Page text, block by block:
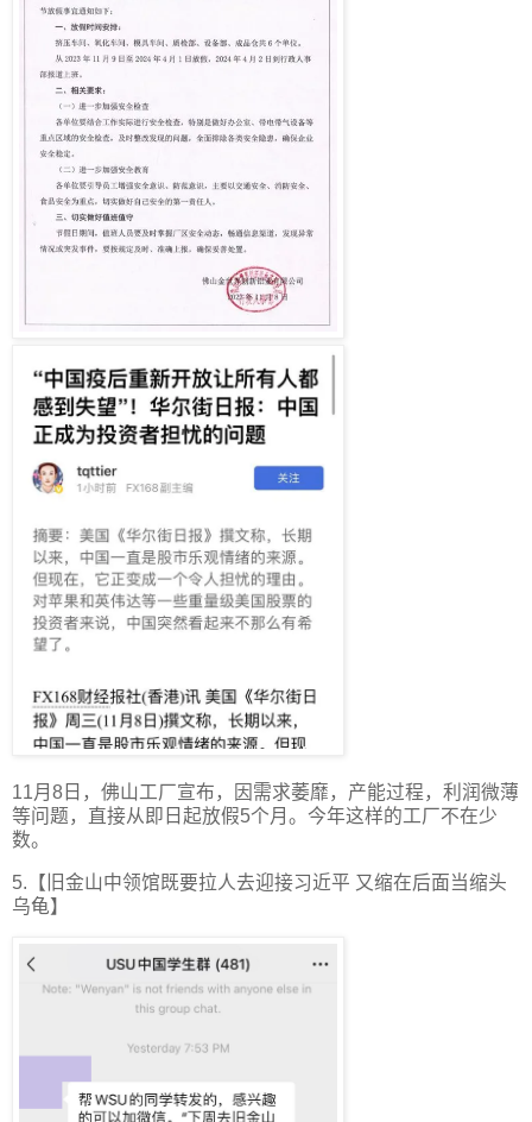
11月8日，佛山工厂宣布，因需求萎靡，产能过程，利润微薄
等问题，直接从即日起放假5个月。今年这样的工厂不在少
数。
5.【旧金山中领馆既要拉人去迎接习近平 又缩在后面当缩头
乌龟】